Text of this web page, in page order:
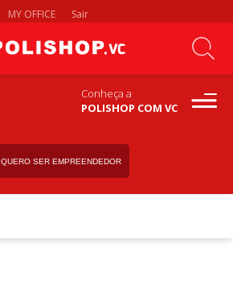
MY OFFICE Sair
Conheça a
POLISHOP COM VC
QUERO SER EMPREENDEDOR